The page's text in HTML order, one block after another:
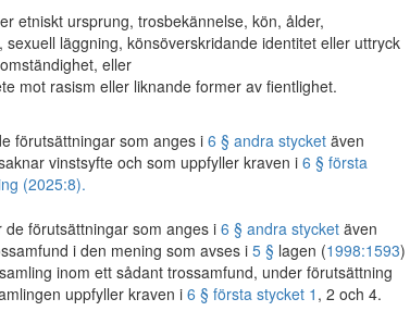
etniskt ursprung, trosbekännelse, kön, ålder,
sexuell läggning, könsöverskridande identitet eller uttryck
eller
mot rasism eller liknande former av fientlighet.
förutsättningar som anges i6 § andra stycket även
vinstsyfte och som uppfyller kraven i 6 § första
(2025:8).
förutsättningar som anges i6 § andra stycket även
i den mening som avses i 5 § lagen (1998:1593)
inom ett sådant trossamfund, under förutsättning
uppfyller kraven i6 § första stycket 1 , 2 och 4.